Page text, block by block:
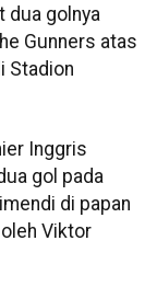
dua golnya
Gunners atas
Stadion
Inggris
gol pada
di papan
Viktor